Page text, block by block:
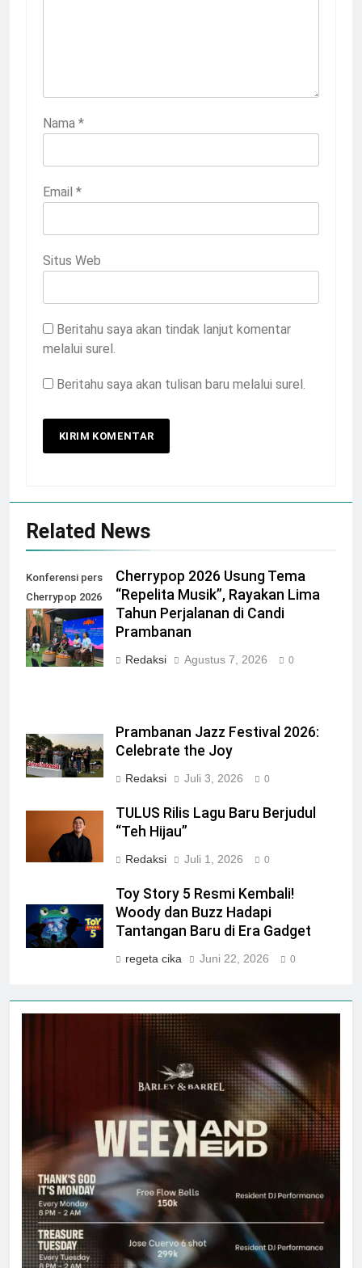
Nama *
Email *
Situs Web
Beritahu saya akan tindak lanjut komentar
melalui surel.
Beritahu saya akan tulisan baru melalui surel.
Related News
Konferensi pers
Cherrypop 2026
di Artotel Suite
Bianti
Cherrypop 2026 Usung Tema
“Repelita Musik”, Rayakan Lima
Tahun Perjalanan di Candi
Prambanan
Redaksi Agustus 7, 2026 0
Prambanan Jazz Festival 2026:
Celebrate the Joy
Redaksi Juli 3, 2026 0
TULUS Rilis Lagu Baru Berjudul
“Teh Hijau”
Redaksi Juli 1, 2026 0
Toy Story 5 Resmi Kembali!
Woody dan Buzz Hadapi
Tantangan Baru di Era Gadget
regeta cika Juni 22, 2026 0